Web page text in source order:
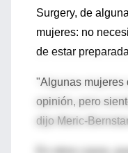
Surgery, de
mujeres: no
de estar
"Algunas mujeres
opinión, pero
dijo Meric-